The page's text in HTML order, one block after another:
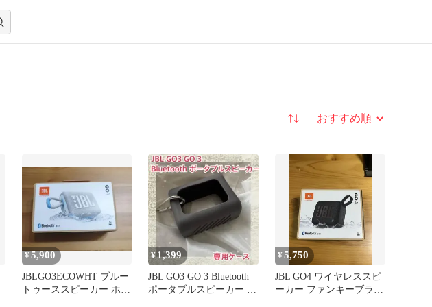
並び替え
¥5,900
JBLGO3ECOWHT ブルー
トゥーススピーカー ホワ
¥1,399
JBL GO3 GO 3 Bluetooth
ポータブルスピーカー 専
¥5,750
JBL GO4 ワイヤレススピ
ーカー ファンキーブラッ